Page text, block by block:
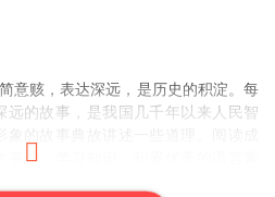
意赅，表达深远，是历史的积淀。每
远的故事，是我国几千年以来人民智
事理、学习知识、积累优美的语言素